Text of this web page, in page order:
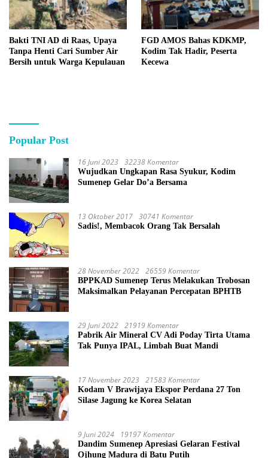
Bakti TNI AD di Raas, Upaya
Tanpa Henti Cari Sumber Air
Bersih untuk Warga Kepulauan
FGD AMOS Bahas KDKMP,
Kodim Tak Hadir, Peserta
Kecewa
Popular Post
16 Juni 2023 32238 Komentar
Wujudkan Ungkapan Rasa Syukur, Kodim
Sumenep Gelar Do’a Bersama
13 Oktober 2017 30741 Komentar
Sadis!, Membacok Orang Tak Bersalah
28 November 2022 26559 Komentar
BPPKAD Sumenep Terus Melakukan Trobosan
Maksimalkan Pelayanan Percepatan BPHTB
29 Juni 2022 21919 Komentar
Pabrik Air Mineral CV Adi Poday Tirta Utama
Tak Punya IPAL, Limbah Buat Mandi
17 November 2023 21583 Komentar
Kodam V Brawijaya Ekspor Perdana 27 Ton
Silase Jagung ke Korea Selatan
9 Juni 2024 19197 Komentar
Dandim Sumenep Apresiasi Gelaran Festival
Ojhung Madura di Batu Putih